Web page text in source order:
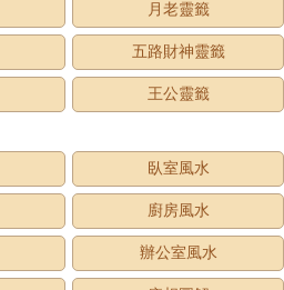
月老靈籤
五路財神靈籤
王公靈籤
臥室風水
廚房風水
辦公室風水